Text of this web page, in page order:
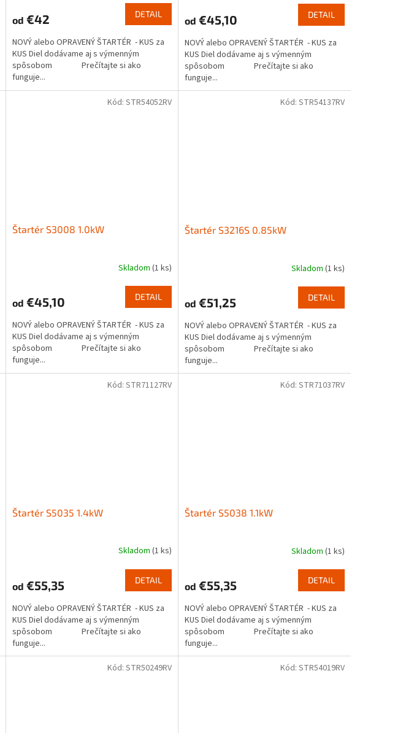
od €42 DETAIL
NOVÝ alebo OPRAVENÝ ŠTARTÉR - KUS za
KUS Diel dodávame aj s výmenným
spôsobom Prečítajte si ako
funguje...
od €45,10 DETAIL
NOVÝ alebo OPRAVENÝ ŠTARTÉR - KUS za
KUS Diel dodávame aj s výmenným
spôsobom Prečítajte si ako
funguje...
Štartér S3008 1.0kW
Skladom (1 ks)
od €45,10 DETAIL
NOVÝ alebo OPRAVENÝ ŠTARTÉR - KUS za
KUS Diel dodávame aj s výmenným
spôsobom Prečítajte si ako
funguje...
Kód: STR54052RV
Štartér S3216S 0.85kW
Skladom (1 ks)
od €51,25 DETAIL
NOVÝ alebo OPRAVENÝ ŠTARTÉR - KUS za
KUS Diel dodávame aj s výmenným
spôsobom Prečítajte si ako
funguje...
Kód: STR54137RV
Štartér S5035 1.4kW
Skladom (1 ks)
od €55,35 DETAIL
NOVÝ alebo OPRAVENÝ ŠTARTÉR - KUS za
KUS Diel dodávame aj s výmenným
spôsobom Prečítajte si ako
funguje...
Kód: STR71127RV
Štartér S5038 1.1kW
Skladom (1 ks)
od €55,35 DETAIL
NOVÝ alebo OPRAVENÝ ŠTARTÉR - KUS za
KUS Diel dodávame aj s výmenným
spôsobom Prečítajte si ako
funguje...
Kód: STR71037RV
Kód: STR50249RV Kód: STR54019RV